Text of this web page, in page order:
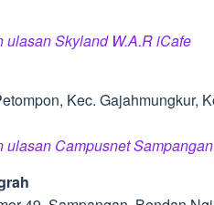
ulasan Skyland W.A.R iCafe
Kec. Gajahmungkur,
ulasan Campusnet Sampangan